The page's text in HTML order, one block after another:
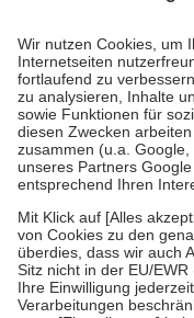
höchstens zehn Euro.
Es
Kosten der Leistung zu
Diese Regeln gelten
Bei Heilmitteln und
Zuzahlung zehn Prozent
Verordnung.
Um das Engagement der
stärken und die
fallenkeine Zuzahlungen
• Kindern und
mit Ausnahme der
• Untersuchungen zur
GKV getragen werden